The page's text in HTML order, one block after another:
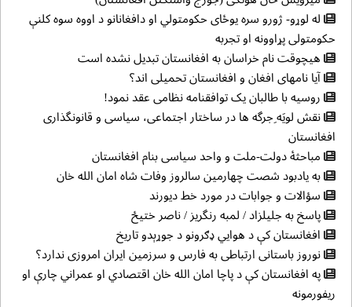
له لوړو- ژورو سره یوځای حکومتولي او دافغانانو د اووه سوه کلنې
حکومتولی پړاوونه او تجربه
هیچوقت نام خراسان به افغانستان تبدیل نشده است
آیا نامهای افغان و افغانستان تحمیلی اند؟
روسیه با طالبان یک توافقنامه نظامی عقد نمود!
نقش لويَه ِجرگه ها در ساختار اجتماعی، سياسی و قانونگذاری
افغانستان
مباحثهٔ دولت-ملت و واحد سیاسی بنام افغانستان
به یادبود شصت چهارمین سالروز وفات شاه امان الله خان
سؤالات و جوابات در مورد خط دیورند
پاسخ به جلیلزاد / لمبه رنگریز / ناصر ختیځ
افغانستان کې د هوایي ډګرونو د جوړېدو تاریخ
نوروز باستانی ارتباطی به فارس و سرزمین ایران امروزی ندارد؟
په افغانستان کې د پاچا امان الله خان اقتصادي او عمراني چارې او
ریفورمونه